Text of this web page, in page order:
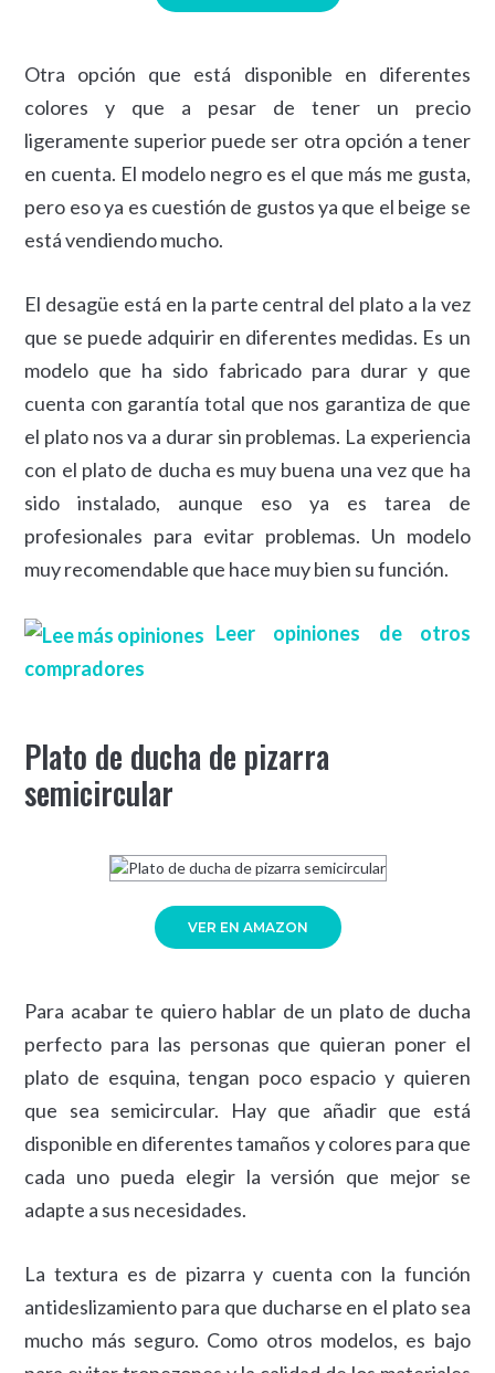
Otra opción que está disponible en diferentes
colores y que a pesar de tener un precio
ligeramente superior puede ser otra opción a tener
en cuenta. El modelo negro es el que más me gusta,
pero eso ya es cuestión de gustos ya que el beige se
está vendiendo mucho.
El desagüe está en la parte central del plato a la vez
que se puede adquirir en diferentes medidas. Es un
modelo que ha sido fabricado para durar y que
cuenta con garantía total que nos garantiza de que
el plato nos va a durar sin problemas. La experiencia
con el plato de ducha es muy buena una vez que ha
sido instalado, aunque eso ya es tarea de
profesionales para evitar problemas. Un modelo
muy recomendable que hace muy bien su función.
Leer opiniones de otros
compradores
Plato de ducha de pizarra
semicircular
VER EN AMAZON
Para acabar te quiero hablar de un plato de ducha
perfecto para las personas que quieran poner el
plato de esquina, tengan poco espacio y quieren
que sea semicircular. Hay que añadir que está
disponible en diferentes tamaños y colores para que
cada uno pueda elegir la versión que mejor se
adapte a sus necesidades.
La textura es de pizarra y cuenta con la función
antideslizamiento para que ducharse en el plato sea
mucho más seguro. Como otros modelos, es bajo